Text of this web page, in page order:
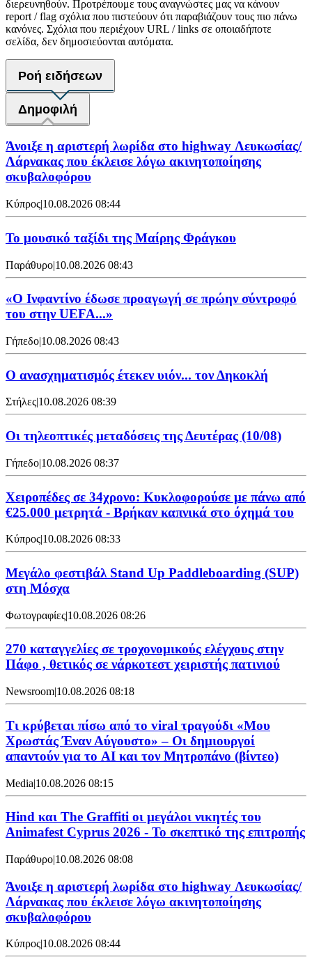
διερευνηθούν. Προτρέπουμε τους αναγνώστες μας να κάνουν
report / flag σχόλια που πιστεύουν ότι παραβιάζουν τους πιο πάνω
κανόνες. Σχόλια που περιέχουν URL / links σε οποιαδήποτε
σελίδα, δεν δημοσιεύονται αυτόματα.
Ροή ειδήσεων
Δημοφιλή
Άνοιξε η αριστερή λωρίδα στο highway Λευκωσίας/
Λάρνακας που έκλεισε λόγω ακινητοποίησης
σκυβαλοφόρου
Κύπρος|10.08.2026 08:44
Το μουσικό ταξίδι της Μαίρης Φράγκου
Παράθυρο|10.08.2026 08:43
«Ο Ινφαντίνο έδωσε προαγωγή σε πρώην σύντροφό
του στην UEFA...»
Γήπεδο|10.08.2026 08:43
Ο ανασχηματισμός έτεκεν υιόν... τον Δηκοκλή
Στήλες|10.08.2026 08:39
Οι τηλεοπτικές μεταδόσεις της Δευτέρας (10/08)
Γήπεδο|10.08.2026 08:37
Χειροπέδες σε 34χρονο: Κυκλοφορούσε με πάνω από
€25.000 μετρητά - Βρήκαν καπνικά στο όχημά του
Κύπρος|10.08.2026 08:33
Μεγάλο φεστιβάλ Stand Up Paddleboarding (SUP)
στη Μόσχα
Φωτογραφίες|10.08.2026 08:26
270 καταγγελίες σε τροχονομικούς ελέγχους στην
Πάφο , θετικός σε νάρκοτεστ χειριστής πατινιού
Newsroom|10.08.2026 08:18
Τι κρύβεται πίσω από το viral τραγούδι «Μου
Χρωστάς Έναν Αύγουστο» – Οι δημιουργοί
απαντούν για το AI και τον Μητροπάνο (βίντεο)
Media|10.08.2026 08:15
Hind και The Graffiti οι μεγάλοι νικητές του
Animafest Cyprus 2026 - Το σκεπτικό της επιτροπής
Παράθυρο|10.08.2026 08:08
Άνοιξε η αριστερή λωρίδα στο highway Λευκωσίας/
Λάρνακας που έκλεισε λόγω ακινητοποίησης
σκυβαλοφόρου
Κύπρος|10.08.2026 08:44